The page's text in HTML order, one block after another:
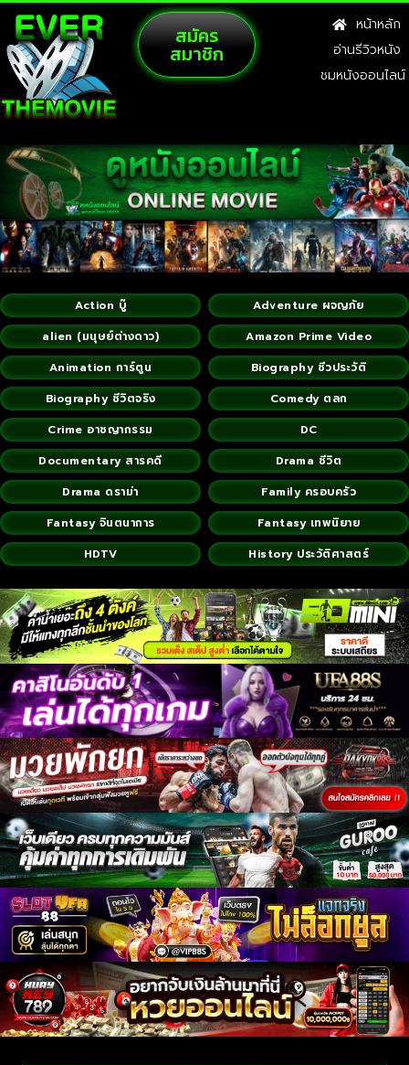
สมัคร
สมาชิก
หน้าหลัก
อ่านรีวิวหนัง
ชมหนังออนไลน์
Action บู๊
Adventure ผจญภัย
alien (มนุษย์ต่างดาว)
Amazon Prime Video
Animation การ์ตูน
Biography ชีวประวัติ
Biography ชีวิตจริง
Comedy ตลก
Crime อาชญากรรม
DC
Documentary สารคดี
Drama ชีวิต
Drama ดราม่า
Family ครอบครัว
Fantasy จินตนาการ
Fantasy เทพนิยาย
HDTV
History ประวัติศาสตร์